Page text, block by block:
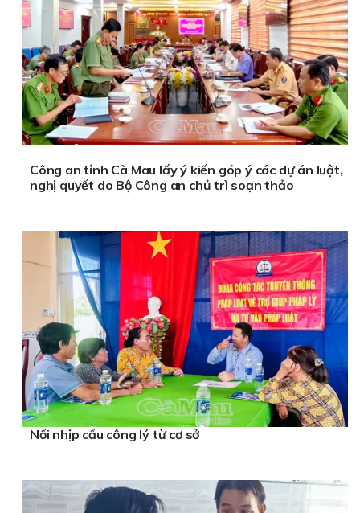
Công an tỉnh Cà Mau lấy ý kiến góp ý các dự án luật,
nghị quyết do Bộ Công an chủ trì soạn thảo
Nối nhịp cầu công lý từ cơ sở